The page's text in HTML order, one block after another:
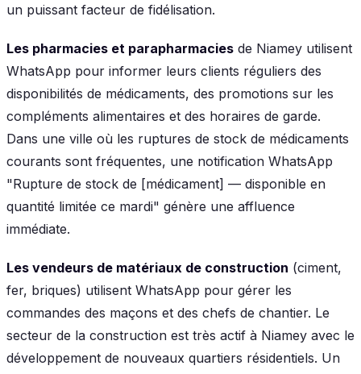
un puissant facteur de fidélisation.
Les pharmacies et parapharmacies de Niamey utilisent
WhatsApp pour informer leurs clients réguliers des
disponibilités de médicaments, des promotions sur les
compléments alimentaires et des horaires de garde.
Dans une ville où les ruptures de stock de médicaments
courants sont fréquentes, une notification WhatsApp
"Rupture de stock de [médicament] — disponible en
quantité limitée ce mardi" génère une affluence
immédiate.
Les vendeurs de matériaux de construction (ciment,
fer, briques) utilisent WhatsApp pour gérer les
commandes des maçons et des chefs de chantier. Le
secteur de la construction est très actif à Niamey avec le
développement de nouveaux quartiers résidentiels. Un